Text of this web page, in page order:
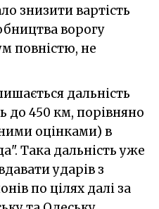
знизити вартість
ворогу
повністю, не
дальність
до 450 км, порівняно
оцінками) в
Така дальність уже
ударів з
по цілях далі за